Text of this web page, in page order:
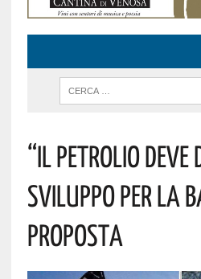
“Il Petrolio Deve
Sviluppo Per La
Proposta